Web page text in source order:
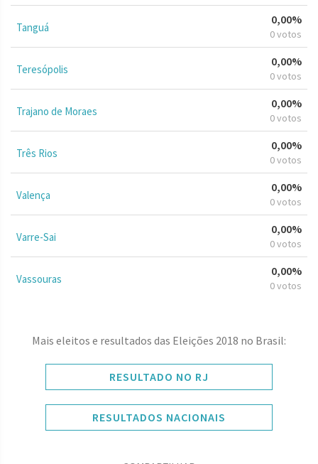
Tanguá
0,00%
0 votos
Teresópolis
0,00%
0 votos
Trajano de Moraes
0,00%
0 votos
Três Rios
0,00%
0 votos
Valença
0,00%
0 votos
Varre-Sai
0,00%
0 votos
Vassouras
0,00%
0 votos
Mais eleitos e resultados das Eleições 2018 no Brasil:
RESULTADO NO RJ
RESULTADOS NACIONAIS